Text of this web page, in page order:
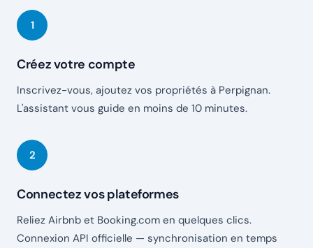
Créez votre compte
Inscrivez-vous, ajoutez vos propriétés à Perpignan.
L'assistant vous guide en moins de 10 minutes.
Connectez vos plateformes
Reliez Airbnb et Booking.com en quelques clics.
Connexion API officielle — synchronisation en temps